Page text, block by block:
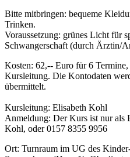
Bitte mitbringen: bequeme
Trinken.
Voraussetzung: grünes Licht für
Schwangerschaft (durch Ärztin/
Kosten: 62,-- Euro für 6
Kursleitung. Die Kontodaten
übermittelt.
Kursleitung: Elisabeth Kohl
Anmeldung: Der Kurs ist nur als
Kohl, oder 0157 8355 9956
Ort: Turnraum im UG des